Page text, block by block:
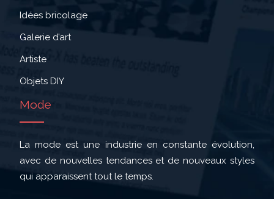
Idées bricolage
Galerie d’art
Artiste
Objets DIY
Mode
La mode est une industrie en constante évolution,
avec de nouvelles tendances et de nouveaux styles
qui apparaissent tout le temps.